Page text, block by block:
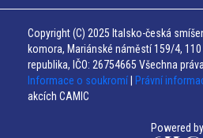
Copyright (C) 2025 Italsko-česká
komora, Mariánské náměstí 159/4, 110
republika, IČO: 26754665 Všechna
Informace o soukromí
Právní
akcích CAMIC
Powered by